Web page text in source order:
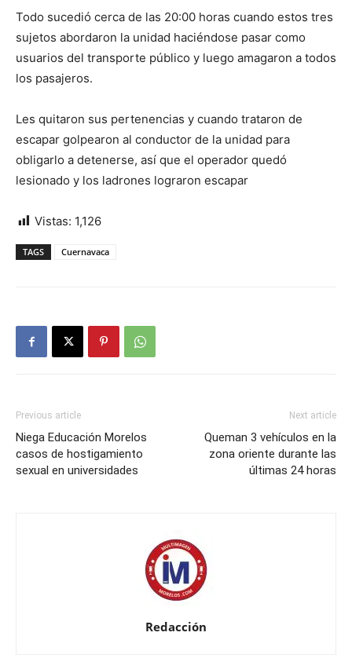
Todo sucedió cerca de las 20:00 horas cuando estos tres
sujetos abordaron la unidad haciéndose pasar como
usuarios del transporte público y luego amagaron a todos
los pasajeros.
Les quitaron sus pertenencias y cuando trataron de
escapar golpearon al conductor de la unidad para
obligarlo a detenerse, así que el operador quedó
lesionado y los ladrones lograron escapar
Vistas: 1,126
TAGS Cuernavaca
Previous article
Niega Educación Morelos
casos de hostigamiento
sexual en universidades
Next article
Queman 3 vehículos en la
zona oriente durante las
últimas 24 horas
Redacción